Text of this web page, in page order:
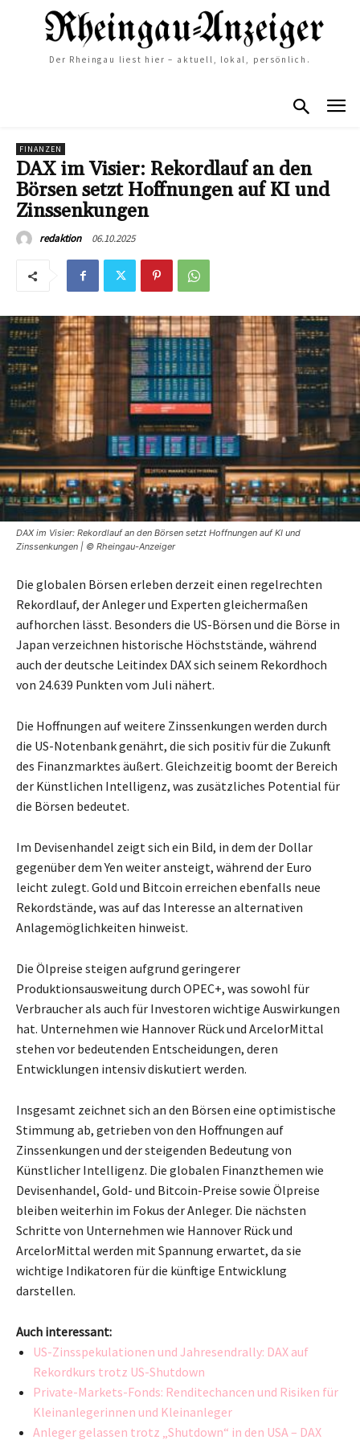
Der Rheingau liest hier – aktuell, lokal, persönlich.
FINANZEN
DAX im Visier: Rekordlauf an den
Börsen setzt Hoffnungen auf KI und
Zinssenkungen
redaktion 06.10.2025
DAX im Visier: Rekordlauf an den Börsen setzt Hoffnungen auf KI und
Zinssenkungen | © Rheingau-Anzeiger
Die globalen Börsen erleben derzeit einen regelrechten
Rekordlauf, der Anleger und Experten gleichermaßen
aufhorchen lässt. Besonders die US-Börsen und die Börse in
Japan verzeichnen historische Höchststände, während
auch der deutsche Leitindex DAX sich seinem Rekordhoch
von 24.639 Punkten vom Juli nähert.
Die Hoffnungen auf weitere Zinssenkungen werden durch
die US-Notenbank genährt, die sich positiv für die Zukunft
des Finanzmarktes äußert. Gleichzeitig boomt der Bereich
der Künstlichen Intelligenz, was zusätzliches Potential für
die Börsen bedeutet.
Im Devisenhandel zeigt sich ein Bild, in dem der Dollar
gegenüber dem Yen weiter ansteigt, während der Euro
leicht zulegt. Gold und Bitcoin erreichen ebenfalls neue
Rekordstände, was auf das Interesse an alternativen
Anlagemöglichkeiten hinweist.
Die Ölpreise steigen aufgrund geringerer
Produktionsausweitung durch OPEC+, was sowohl für
Verbraucher als auch für Investoren wichtige Auswirkungen
hat. Unternehmen wie Hannover Rück und ArcelorMittal
stehen vor bedeutenden Entscheidungen, deren
Entwicklungen intensiv diskutiert werden.
Insgesamt zeichnet sich an den Börsen eine optimistische
Stimmung ab, getrieben von den Hoffnungen auf
Zinssenkungen und der steigenden Bedeutung von
Künstlicher Intelligenz. Die globalen Finanzthemen wie
Devisenhandel, Gold- und Bitcoin-Preise sowie Ölpreise
bleiben weiterhin im Fokus der Anleger. Die nächsten
Schritte von Unternehmen wie Hannover Rück und
ArcelorMittal werden mit Spannung erwartet, da sie
wichtige Indikatoren für die künftige Entwicklung
darstellen.
Auch interessant:
US-Zinsspekulationen und Jahresendrally: DAX auf
Rekordkurs trotz US-Shutdown
Private-Markets-Fonds: Renditechancen und Risiken für
Kleinanlegerinnen und Kleinanleger
Anleger gelassen trotz „Shutdown“ in den USA – DAX